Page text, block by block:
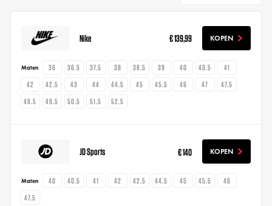
Nike € 139,99 KOPEN
Maten 36 36.5 37.5 38 38.5 39 40 40.5
41
42
42.5 43 44 44.5 45 45.5 46 47
47.5
48.5
49.5 50.5 51.5 52.5
JD Sports € 140 KOPEN
Maten 40 40.5 41 42 42.5 44.5 45 45.5
46
47.5